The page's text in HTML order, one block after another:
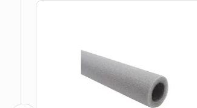
IZOLACIJA